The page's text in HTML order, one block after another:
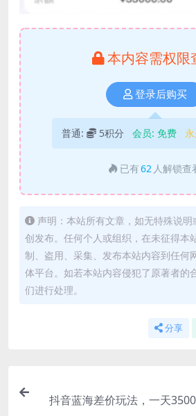
本内容需权限
登录后购买
普通: 5积分 会员: 免费
已有62 人解锁查
声明：本站所有文章，如无特殊说
创发布。任何个人或组织，在未征得本
制、盗用、采集、发布本站内容到任何
体平台。如若本站内容侵犯了原著者的
们进行处理。
分享
抖音蓝海差价玩法，一天